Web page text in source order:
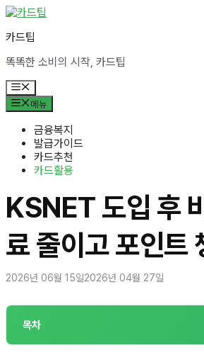
컨
츠
건
너
뛰
기
카드팁
똑똑한 소비의 시작, 카드팁
메
뉴
메뉴
금융복지
발급가이드
카드추천
카드활용
KSNET 도입 후
료 줄이고 포인트
2026년 06월 15일2026년 04월 27일
목차